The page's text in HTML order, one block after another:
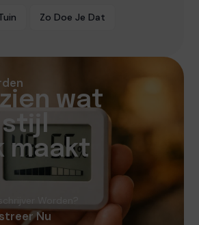
Zo Doe Je Dat
zien wat
stijl
maakt
Worden?
Nu